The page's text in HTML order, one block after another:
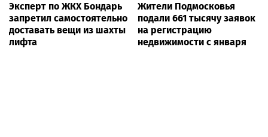
Эксперт по ЖКХ Бондарь
запретил самостоятельно
доставать вещи из шахты
лифта
Жители Подмосковья
подали 661 тысячу заявок
на регистрацию
недвижимости с января